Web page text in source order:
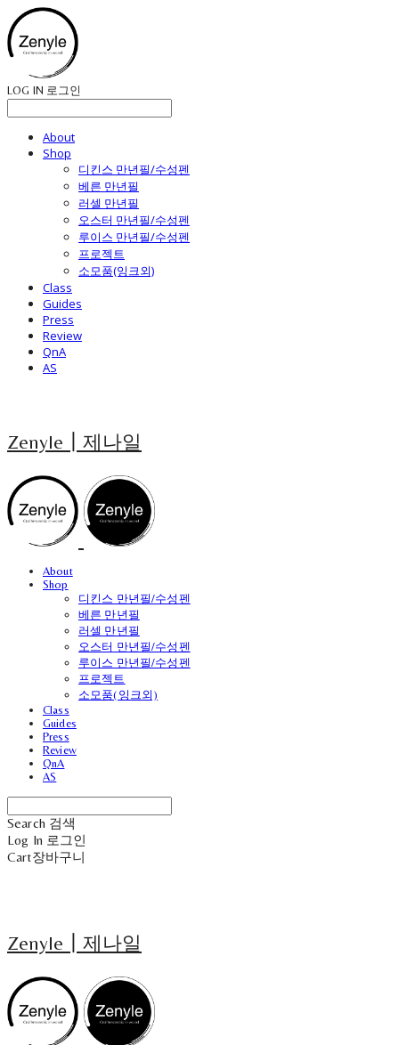
LOG IN 로그인
About
Shop
디킨스 만년필/수성펜
베른 만년필
러셀 만년필
오스터 만년필/수성펜
루이스 만년필/수성펜
프로젝트
소모품(잉크외)
Class
Guides
Press
Review
QnA
AS
Zenyle┃제나일
About
Shop
디킨스 만년필/수성펜
베른 만년필
러셀 만년필
오스터 만년필/수성펜
루이스 만년필/수성펜
프로젝트
소모품(잉크외)
Class
Guides
Press
Review
QnA
AS
Search 검색
Log In 로그인
Cart장바구니
Zenyle┃제나일